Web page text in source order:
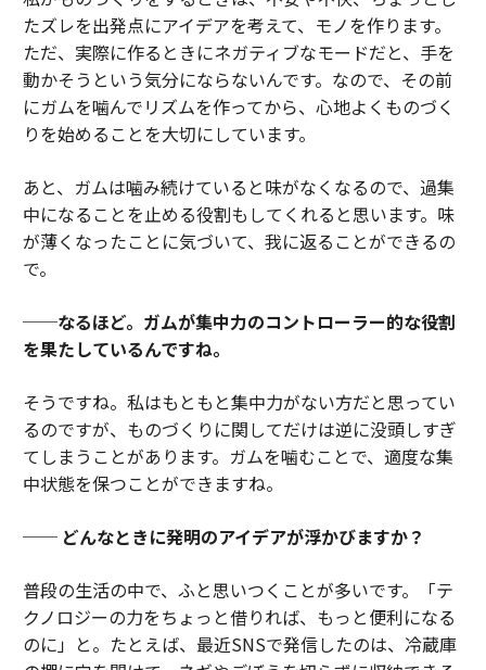
たズレを出発点にアイデアを考えて、モノを作ります。
ただ、実際に作るときにネガティブなモードだと、手を
動かそうという気分にならないんです。なので、その前
にガムを噛んでリズムを作ってから、心地よくものづく
りを始めることを大切にしています。
あと、ガムは噛み続けていると味がなくなるので、過集
中になることを止める役割もしてくれると思います。味
が薄くなったことに気づいて、我に返ることができるの
で。
──なるほど。ガムが集中力のコントローラー的な役割
を果たしているんですね。
そうですね。私はもともと集中力がない方だと思ってい
るのですが、ものづくりに関してだけは逆に没頭しすぎ
てしまうことがあります。ガムを噛むことで、適度な集
中状態を保つことができますね。
── どんなときに発明のアイデアが浮かびますか？
普段の生活の中で、ふと思いつくことが多いです。「テ
クノロジーの力をちょっと借りれば、もっと便利になる
のに」と。たとえば、最近SNSで発信したのは、冷蔵庫